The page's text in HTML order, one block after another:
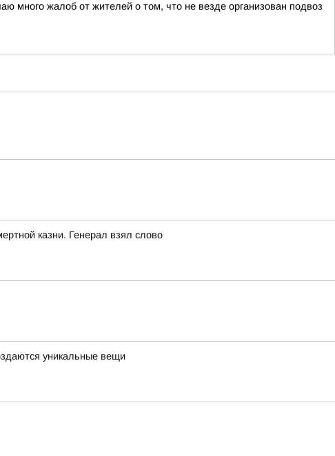
жалоб от жителей о том, что не везде организован подвоз
казни. Генерал взял слово
уникальные вещи